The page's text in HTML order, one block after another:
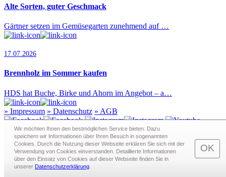
Alte Sorten, guter Geschmack
Gärtner setzen im Gemüsegarten zunehmend auf …
17.07.2026
Brennholz im Sommer kaufen
HDS hat Buche, Birke und Ahorn im Angebot – a…
» Impressum » Datenschutz » AGB
Redaktion · Graf-Schack-Alle 8 · 19053 Schwerin
Telefon:0385 - 63 83 281· Fax: 0385 - 63 83 279 · Mail:
redaktion@schwerin.live
Wir möchten Ihnen den bestmöglichen Service bieten. Dazu
speichern wir Informationen über Ihren Besuch in sogenann­ten
Cookies. Durch die Nutzung dieser Webseite erklären Sie sich mit der
Verwendung von Cookies einverstanden. Detaillierte Informationen
über den Einsatz von Cookies auf dieser Webseite finden Sie in
unserer Datenschutzerklärung
OK